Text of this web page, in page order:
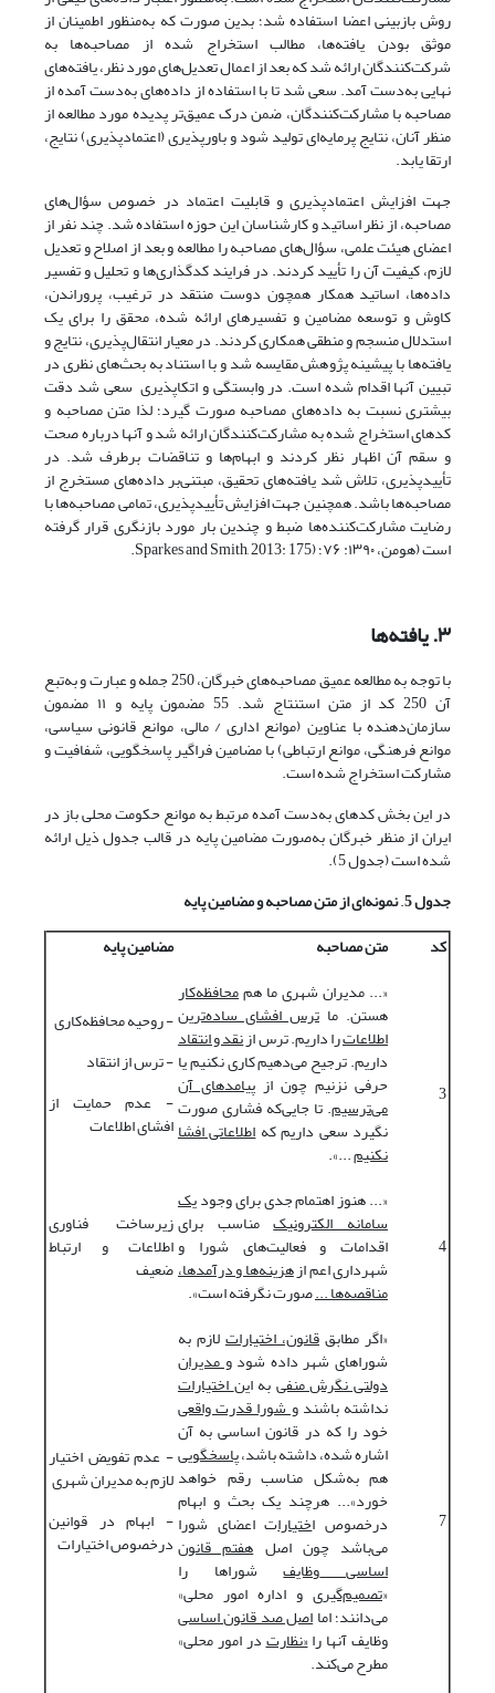
روش بازبینی اعضا استفاده شد؛ بدین صورت که به‌منظور اطمینان از
موثق بودن یافته‌ها، مطالب استخراج شده از مصاحبه‌ها به
شرکت‌کنندگان ارائه شد که بعد از اعمال تعدیل‌های مورد نظر، یافته‌های
نهایی به‌دست آمد. سعی شد تا با استفاده از داده‌های به‌دست آمده از
مصاحبه با مشارکت‌کنندگان، ضمن درک عمیق‌تر پدیده مورد مطالعه از
منظر آنان، نتایج پرمایه‌ای تولید شود و باورپذیری (اعتماد‌پذیری) نتایج،
ارتقا یابد.
جهت افزایش اعتماد‌پذیری و قابلیت اعتماد در خصوص سؤال‌های
مصاحبه، از نظر اساتید و کارشناسان این حوزه استفاده شد. چند نفر از
اعضای هیئت‌ علمی، سؤال‌های مصاحبه را مطالعه و بعد از اصلاح و تعدیل
لازم، کیفیت آن را تأیید کردند. در فرایند کدگذاری‌ها و تحلیل و تفسیر
داده‌ها، اساتید همکار همچون دوست منتقد در ترغیب، پروراندن،
کاوش و توسعه مضامین و تفسیرهای ارائه شده، محقق را برای یک
استدلال منسجم و منطقی همکاری کردند. در معیار انتقال‌پذیری، نتایج و
یافته‌ها با پیشینه پژوهش مقایسه شد و با استناد به بحث‌های نظری در
تبیین آنها اقدام شده است. در وابستگی و اتکاپذیری سعی شد دقت
بیشتری نسبت به داده‌های مصاحبه صورت گیرد؛ لذا متن مصاحبه و
کدهای استخراج شده به مشارکت‌کنندگان ارائه شد و آنها درباره صحت
و سقم آن اظهار نظر کردند و ابهام‌ها و تناقضات برطرف شد. در
تأیید‌پذیری، تلاش شد یافته‌های تحقیق، مبتنی‌بر داده‌های مستخرج از
مصاحبه‌ها باشد. همچنین جهت افزایش تأیید‌پذیری، تمامی مصاحبه‌ها با
رضایت مشارکت‌کننده‌ها ضبط و چندین بار مورد بازنگری قرار گرفته
است (هومن، ۱۳۹۰: ۷۶؛ (Sparkes and Smith, 2013: 175.
۳. یافته‌ها
با توجه به مطالعه عمیق مصاحبه‌های خبرگان، 250 جمله و عبارت و به‌تبع
آن 250 کد از متن استنتاج شد. 55 مضمون پایه و ۱۱ مضمون
سازمان‌دهنده با عناوین (موانع اداری / مالی، موانع قانونی سیاسی،
موانع فرهنگی، موانع ارتباطی) با مضامین فراگیر پاسخگویی، شفافیت و
مشارکت استخراج شده است.
در این بخش کدهای به‌دست آمده مرتبط به موانع حکومت محلی باز در
ایران از منظر خبرگان به‌صورت مضامین پایه در قالب جدول ذیل ارائه
شده است (جدول 5).
جدول 5 .نمونهای از متن مصاحبه و مضامین پایه
کد
متن مصاحبه مضامین پایه
3
«... مدیران شهری ما هممحافظهکار
هستن. ما ترس افشای سادهترین
اطلاعاترا داریم. ترس ازنقد و انتقاد
داریم. ترجیح می‌دهیم کاری نکنیم یا
حرفی نزنیم چون از پیامدهای آن
میترسیم. تا جایی‌که فشاری صورت
نگیرد سعی داریم کهاطلاعاتی افشا
نکنیم...».
- روحیه محافظه‌کاری
- ترس از انتقاد
- عدم حمایت از
افشای اطلاعات
4
«... هنوز اهتمام جدی برای وجودیک
سامانه الکترونیکمناسب برای
اقدامات و فعالیت‌های شورا و
شهرداری اعم ازهزینهها و درآمدها،
مناقصهها ...صورت نگرفته است».
زیرساخت فناوری
اطلاعات و ارتباط
ضعیف
7
«اگر مطابققانون، اختیاراتلازم به
شورا‌های شهر داده شودو مدیران
دولتی نگرش منفیبه ایناختیارات
نداشته باشندو شورا قدرت واقعی
خود را که در قانون اساسی به آن
اشاره‌ شده، داشته باشد،پاسخگویی
هم به‌شکل مناسب رقم خواهد
خورد»... هرچند یک بحث و ابهام
درخصوص اختیارات اعضای شورا
می‌باشد چون اصلهفتم قانون
اساسی وظایفشوراها را
«تصمیم‌گیری و اداره امور محلی»
می‌دانند؛ امااصل صد قانون اساسی
وظایف آنها را«نظارتدر امور محلی»
مطرح می‌کند.
- عدم تفویض اختیار
لازم به مدیران شهری
- ابهام در قوانین
درخصوص اختیارات